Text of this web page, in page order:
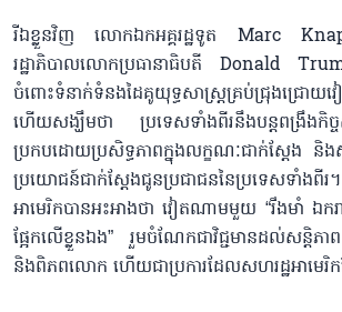
រីឯខ្លួនវិញ លោកឯកអគ្គរដ្ឋទូត Marc
រដ្ឋាភិបាលលោកប្រធានាធិបតី Donald
ចំពោះទំនាក់ទំនងដៃគូយុទ្ធសាស្ត្រគ្រប់ជ្រុងជ្រោយ
ហើយសង្ឃឹមថា ប្រទេសទាំងពីរនឹងបន្តពង្រឹងកិច្ច
ប្រកបដោយប្រសិទ្ធភាពក្នុងលក្ខណៈជាក់ស្តែង
ប្រយោជន៍ជាក់ស្តែងជូនប្រជាជននៃប្រទេសទាំងពី
អាមេរិកបានអះអាងថា វៀតណាមមួយ “រឹងមាំ ឯ
ផ្អែកលើខ្លួនឯង” រួមចំណែកជាវិជ្ជមានដល់សន្តិភ
និងពិភពលោក ហើយជាប្រការដែលសហរដ្ឋអាមេរិក